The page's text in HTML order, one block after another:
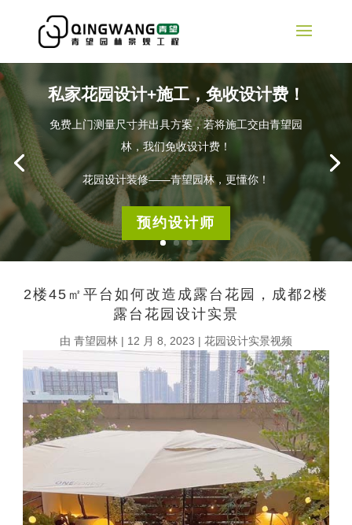
私家花园设计+施工，免收设计费！
免费上门测量尺寸并出具方案，若将施工交由青望园
林，我们免收设计费！
花园设计装修——青望园林，更懂你！
预约设计师
2楼45㎡平台如何改造成露台花园，成都2楼
露台花园设计实景
由 青望园林 | 12 月 8, 2023 | 花园设计实景视频